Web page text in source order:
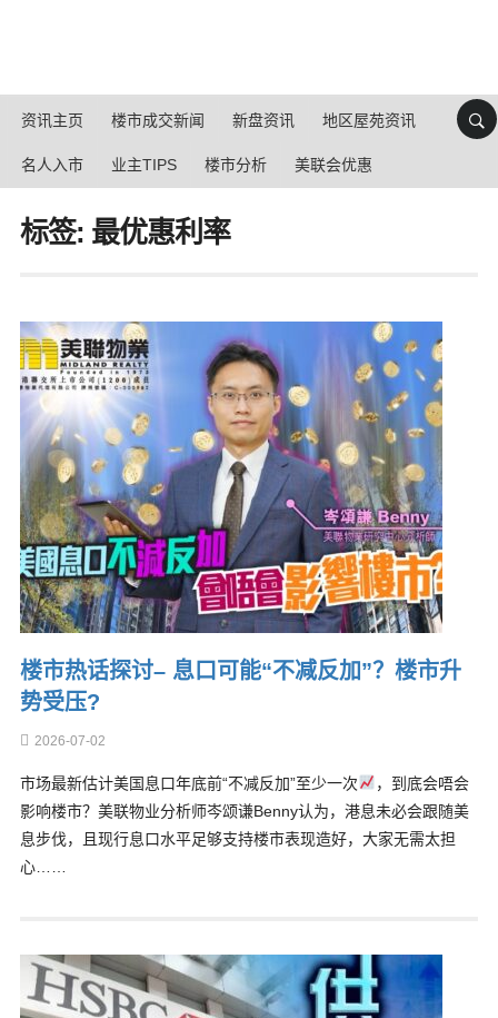
资讯主页 楼市成交新闻 新盘资讯 地区屋苑资讯
名人入市 业主TIPS 楼市分析 美联会优惠
标签: 最优惠利率
楼市热话探讨– 息口可能“不减反加”？楼市升
势受压?
2026-07-02
市场最新估计美国息口年底前“不减反加”至少一次
，到底会唔会
影响楼市？美联物业分析师岑颂谦Benny认为，港息未必会跟随美
息步伐，且现行息口水平足够支持楼市表现造好，大家无需太担
心……